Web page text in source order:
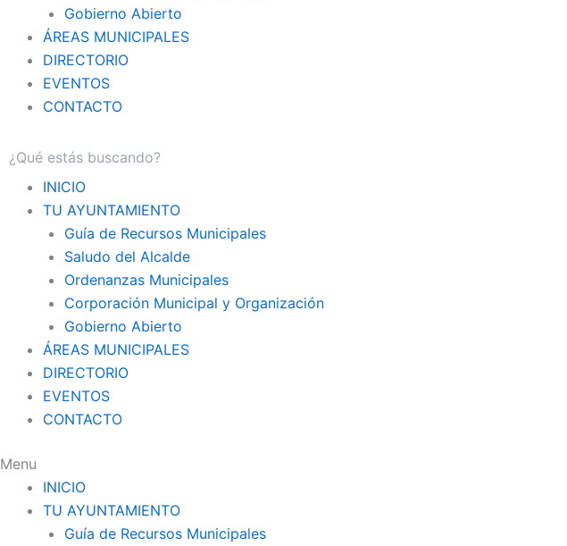
Gobierno Abierto
ÁREAS MUNICIPALES
DIRECTORIO
EVENTOS
CONTACTO
INICIO
TU AYUNTAMIENTO
Guía de Recursos Municipales
Saludo del Alcalde
Ordenanzas Municipales
Corporación Municipal y Organización
Gobierno Abierto
ÁREAS MUNICIPALES
DIRECTORIO
EVENTOS
CONTACTO
Menu
INICIO
TU AYUNTAMIENTO
Guía de Recursos Municipales